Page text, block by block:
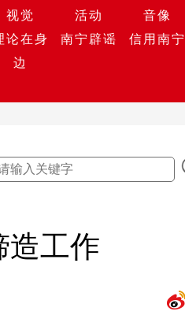
视觉 活动 音像
论在身
边
南宁辟谣 信用南宁
造工作